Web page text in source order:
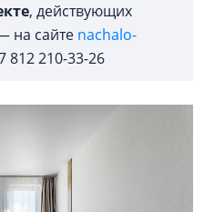
, действующих
на сайте nachalo-
812 210-33-26